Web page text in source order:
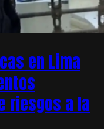
en Lima
riesgos a la